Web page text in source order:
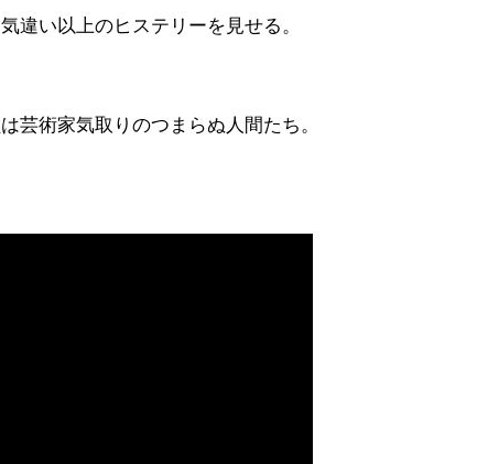
違い以上のヒステリーを見せる。
芸術家気取りのつまらぬ人間たち。